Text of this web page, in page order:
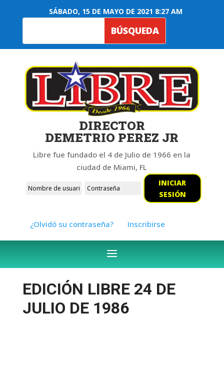
SÁBADO, 15 DE MAYO DE 2021 8:27 AM
DIRECTOR
DEMETRIO PEREZ JR
Libre fue fundado el 4 de Julio de 1966 en la
ciudad de Miami, FL
INICIAR
SESIÓN
¿Olvidó su contraseña? Inscribirse
EDICIÓN LIBRE 24 DE
JULIO DE 1986